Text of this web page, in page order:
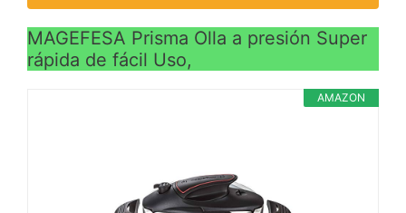
MAGEFESA Prisma Olla a presión Super
rápida de fácil Uso,
AMAZON